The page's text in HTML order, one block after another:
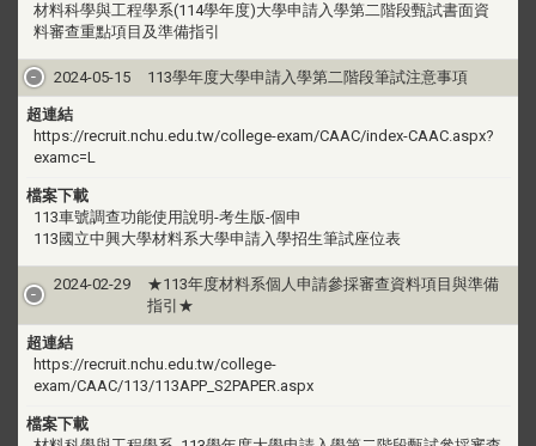
材料科學與工程學系(114學年度)大學申請入學第二階段甄試書面資
料審查重點項目及準備指引
2024-05-15 113學年度大學申請入學第二階段筆試注意事項
超連結
https://recruit.nchu.edu.tw/college-exam/CAAC/index-CAAC.aspx?
examc=L
檔案下載
113車號調查功能使用說明-考生版-個申
113國立中興大學材料系大學申請入學招生筆試座位表
2024-02-29
★113年度材料系個人申請參採審查資料項目與準備
指引★
超連結
https://recruit.nchu.edu.tw/college-
exam/CAAC/113/113APP_S2PAPER.aspx
檔案下載